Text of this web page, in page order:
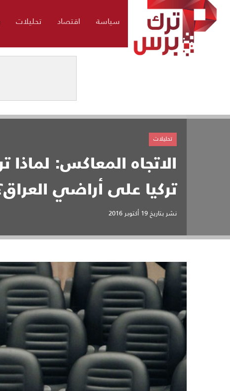
سياسة اقتصاد تحليلات
الاتجاه المعاكس:
تركيا على أراضي
نشر بتاريخ19 أكتوبر 2016
تحليلات